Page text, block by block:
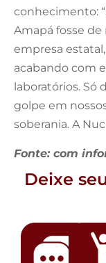
conhecimento:
Amapá fosse
empresa
acabando com
laboratórios. Só
golpe em
soberania. A
Fonte: com
Deixe